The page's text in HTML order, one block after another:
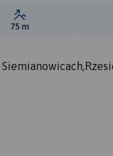
Suma przewyższeń:
75 m